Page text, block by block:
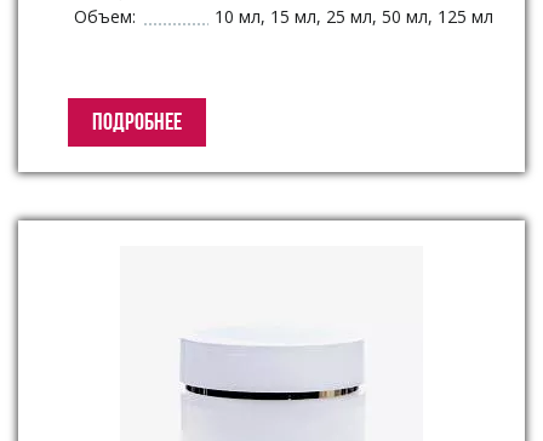
Объем:
10 мл, 15 мл, 25 мл, 50 мл, 125 мл
ПОДРОБНЕЕ